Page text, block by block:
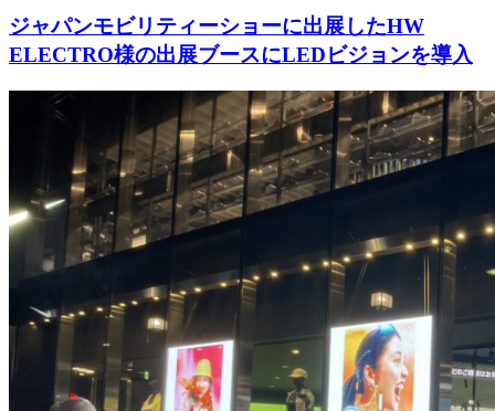
ジャパンモビリティーショーに出展したHW
ELECTRO様の出展ブースにLEDビジョンを導入